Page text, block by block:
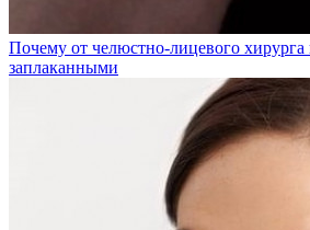
Почему от челюстно-лицевого
заплаканными